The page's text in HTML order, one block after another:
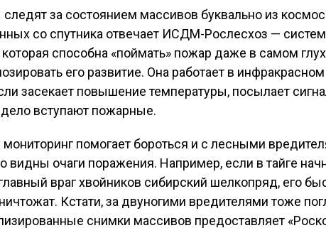
за состоянием массивов буквально из
со спутника отвечает ИСДМ-Рослесхоз —
которая способна «поймать» пожар даже в самом
его развитие. Она работает в инфракрасном
засекает повышение температуры, посылает
вступают пожарные.
помогает бороться и с лесными
видны очаги поражения. Например, если в тайге
враг хвойников сибирский шелкопряд, его
Кстати, за двуногими вредителями тоже
снимки массивов предоставляет